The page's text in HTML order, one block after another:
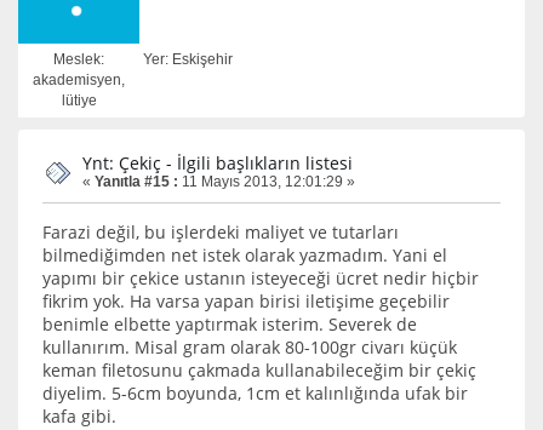
Meslek:
akademisyen,
lütiye
Yer: Eskişehir
Ynt: Çekiç - İlgili başlıkların listesi
« Yanıtla #15 : 11 Mayıs 2013, 12:01:29 »
Farazi değil, bu işlerdeki maliyet ve tutarları
bilmediğimden net istek olarak yazmadım. Yani el
yapımı bir çekice ustanın isteyeceği ücret nedir hiçbir
fikrim yok. Ha varsa yapan birisi iletişime geçebilir
benimle elbette yaptırmak isterim. Severek de
kullanırım. Misal gram olarak 80-100gr civarı küçük
keman filetosunu çakmada kullanabileceğim bir çekiç
diyelim. 5-6cm boyunda, 1cm et kalınlığında ufak bir
kafa gibi.